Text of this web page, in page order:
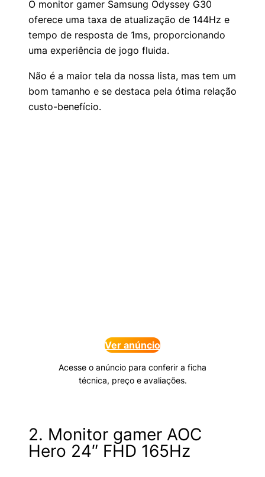
O monitor gamer Samsung Odyssey G30
oferece uma taxa de atualização de 144Hz e
tempo de resposta de 1ms, proporcionando
uma experiência de jogo fluida.
Não é a maior tela da nossa lista, mas tem um
bom tamanho e se destaca pela ótima relação
custo-benefício.
Ver anúncio
Acesse o anúncio para conferir a ficha
técnica, preço e avaliações.
2. Monitor gamer AOC
Hero 24″ FHD 165Hz